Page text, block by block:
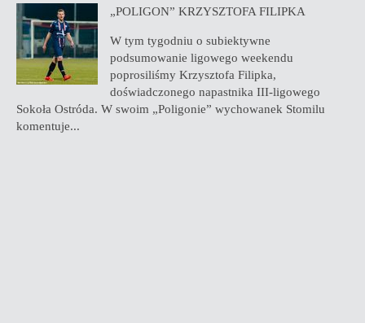
„POLIGON” KRZYSZTOFA FILIPKA
W tym tygodniu o subiektywne
podsumowanie ligowego weekendu
poprosiliśmy Krzysztofa Filipka,
doświadczonego napastnika III-ligowego
Sokoła Ostróda. W swoim „Poligonie” wychowanek Stomilu
komentuje...